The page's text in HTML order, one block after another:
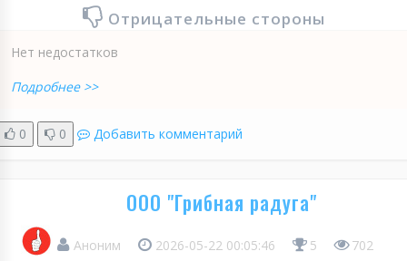
Отрицательные стороны
Нет недостатков
Подробнее >>
0 0 Добавить комментарий
ООО "Грибная радуга"
Аноним 2026-05-22 00:05:46 5 702